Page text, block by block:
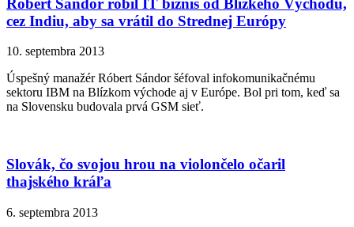
cez Indiu, aby sa vrátil do Strednej Európy
10. septembra 2013
Úspešný manažér Róbert Sándor šéfoval infokomunikačnému
sektoru IBM na Blízkom východe aj v Európe. Bol pri tom, keď sa
na Slovensku budovala prvá GSM sieť.
Slovák, čo svojou hrou na violončelo očaril
thajského kráľa
6. septembra 2013